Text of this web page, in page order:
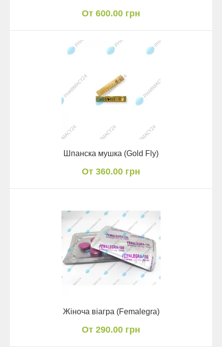
От 600.00 грн
Шпанска мушка (Gold Fly)
От 360.00 грн
Жіноча віагра (Femalegra)
От 290.00 грн